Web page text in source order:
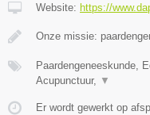
Website: https://
Onze missie:
Paardengeneeskunde,
Acupunctuur, ▼
Er wordt gewerkt op